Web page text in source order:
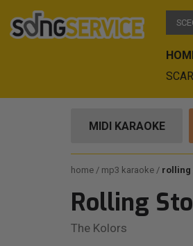
MIDI KARAOKE
home mp3 karaoke rolling
Rolling
The Kolors